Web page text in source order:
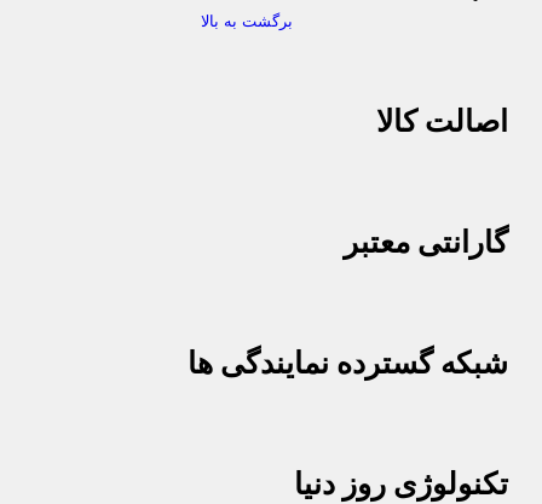
برگشت به بالا
اصالت کالا
گارانتی معتبر
شبکه گسترده نمایندگی ها
تکنولوژی روز دنیا